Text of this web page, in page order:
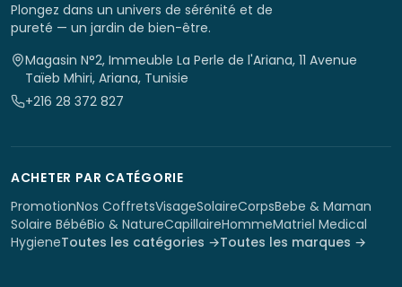
Plongez dans un univers de sérénité et de
pureté — un jardin de bien-être.
Magasin N°2, Immeuble La Perle de l'Ariana, 11 Avenue
Taïeb Mhiri, Ariana, Tunisie
+216 28 372 827
ACHETER PAR CATÉGORIE
PromotionNos CoffretsVisageSolaireCorpsBebe & Maman
Solaire BébéBio & NatureCapillaireHommeMatriel Medical
HygieneToutes les catégories →Toutes les marques →